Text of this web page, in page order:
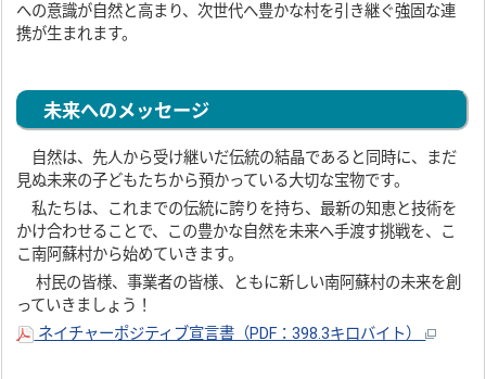
への意識が自然と高まり、次世代へ豊かな村を引き継ぐ強固な連
携が生まれます。
未来へのメッセージ
自然は、先人から受け継いだ伝統の結晶であると同時に、まだ
見ぬ未来の子どもたちから預かっている大切な宝物です。
私たちは、これまでの伝統に誇りを持ち、最新の知恵と技術を
かけ合わせることで、この豊かな自然を未来へ手渡す挑戦を、こ
こ南阿蘇村から始めていきます。
村民の皆様、事業者の皆様、ともに新しい南阿蘇村の未来を創
っていきましょう！
ネイチャーポジティブ宣言書（PDF：398.3キロバイト）